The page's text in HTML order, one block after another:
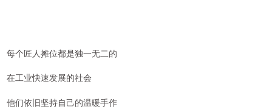
每个匠人摊位都是独一无二的
在工业快速发展的社会
他们依旧坚持自己的温暖手作